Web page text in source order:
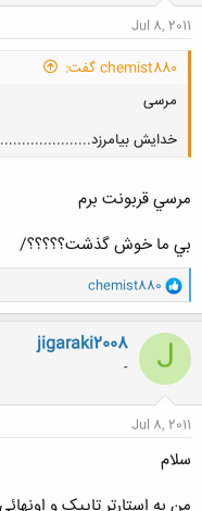
Jul 8, 2011
chemist880 گفت:
مرسی
خدایش
مرسي قربونت برم
بي ما خوش گذشت؟؟؟؟؟/
و
ا
ک
ن
ه
ا
chemist880
J
jigaraki2008
-
Jul 8, 2011
سلام
من به استارتر تاپیک و